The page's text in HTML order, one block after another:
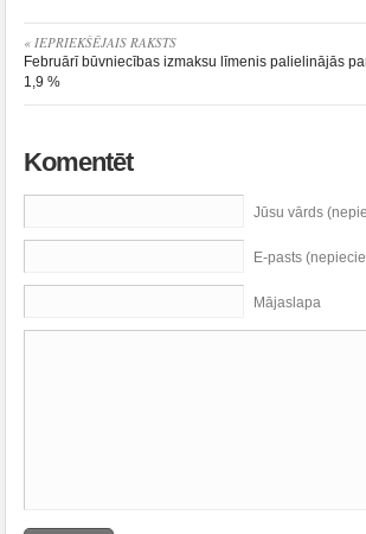
« IEPRIEKŠĒJAIS RAKSTS
Februārī būvniecības izmaksu līmenis palielinājās
1,9 %
Komentēt
Jūsu vārds
E-pasts
Mājaslapa